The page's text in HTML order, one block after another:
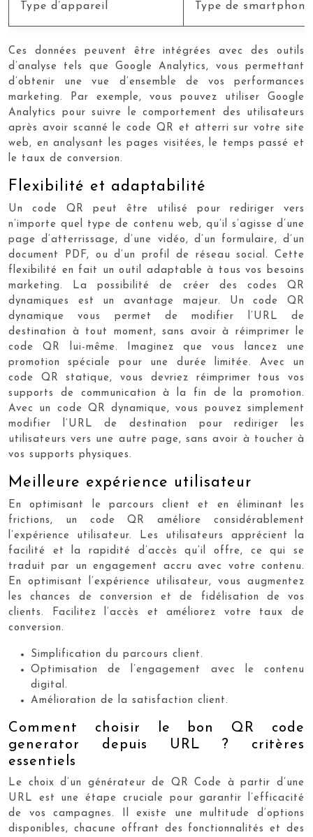
Type d’appareil Type de
Ces données peuvent être intégrées avec des outils
d’analyse tels que Google Analytics, vous permettant
d’obtenir une vue d’ensemble de vos performances
marketing. Par exemple, vous pouvez utiliser Google
Analytics pour suivre le comportement des utilisateurs
après avoir scanné le code QR et atterri sur votre site
web, en analysant les pages visitées, le temps passé et
le taux de conversion.
Flexibilité et adaptabilité
Un code QR peut être utilisé pour rediriger vers
n’importe quel type de contenu web, qu’il s’agisse d’une
page d’atterrissage, d’une vidéo, d’un formulaire, d’un
document PDF, ou d’un profil de réseau social. Cette
flexibilité en fait un outil adaptable à tous vos besoins
marketing. La possibilité de créer des codes QR
dynamiques est un avantage majeur. Un code QR
dynamique vous permet de modifier l’URL de
destination à tout moment, sans avoir à réimprimer le
code QR lui-même. Imaginez que vous lancez une
promotion spéciale pour une durée limitée. Avec un
code QR statique, vous devriez réimprimer tous vos
supports de communication à la fin de la promotion.
Avec un code QR dynamique, vous pouvez simplement
modifier l’URL de destination pour rediriger les
utilisateurs vers une autre page, sans avoir à toucher à
vos supports physiques.
Meilleure expérience utilisateur
En optimisant le parcours client et en éliminant les
frictions, un code QR améliore considérablement
l’expérience utilisateur. Les utilisateurs apprécient la
facilité et la rapidité d’accès qu’il offre, ce qui se
traduit par un engagement accru avec votre contenu.
En optimisant l’expérience utilisateur, vous augmentez
les chances de conversion et de fidélisation de vos
clients. Facilitez l’accès et améliorez votre taux de
conversion.
Simplification du parcours client.
Optimisation de l’engagement avec le contenu
digital.
Amélioration de la satisfaction client.
Comment choisir le bon QR code
generator depuis URL ? critères
essentiels
Le choix d’un générateur de QR Code à partir d’une
URL est une étape cruciale pour garantir l’efficacité
de vos campagnes. Il existe une multitude d’options
disponibles, chacune offrant des fonctionnalités et des